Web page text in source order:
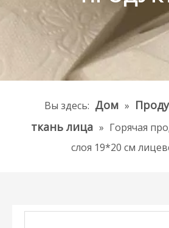
Вы здесь: Дом »
ткань лица » Горячая
слоя 19*20 см